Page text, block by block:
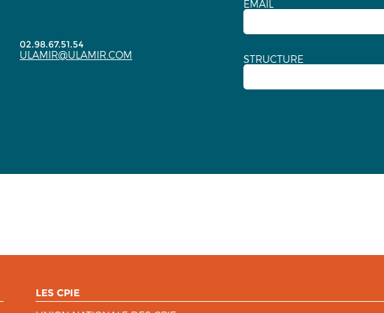
02.98.67.51.54
ULAMIR@ULAMIR.COM
EMAIL
STRUCTURE
LES CPIE